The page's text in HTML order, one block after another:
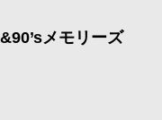
メモリーズ